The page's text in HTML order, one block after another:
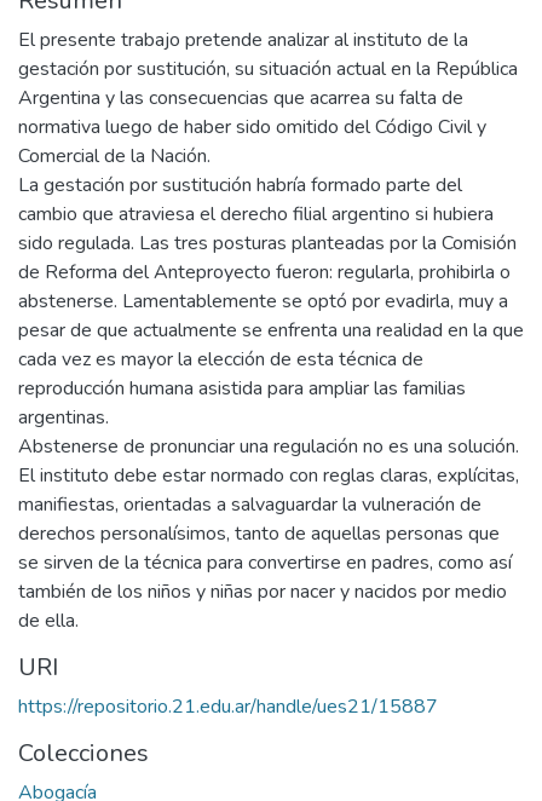
El presente trabajo pretende analizar al instituto de la
gestación por sustitución, su situación actual en la República
Argentina y las consecuencias que acarrea su falta de
normativa luego de haber sido omitido del Código Civil y
Comercial de la Nación.
La gestación por sustitución habría formado parte del
cambio que atraviesa el derecho filial argentino si hubiera
sido regulada. Las tres posturas planteadas por la Comisión
de Reforma del Anteproyecto fueron: regularla, prohibirla o
abstenerse. Lamentablemente se optó por evadirla, muy a
pesar de que actualmente se enfrenta una realidad en la que
cada vez es mayor la elección de esta técnica de
reproducción humana asistida para ampliar las familias
argentinas.
Abstenerse de pronunciar una regulación no es una solución.
El instituto debe estar normado con reglas claras, explícitas,
manifiestas, orientadas a salvaguardar la vulneración de
derechos personalísimos, tanto de aquellas personas que
se sirven de la técnica para convertirse en padres, como así
también de los niños y niñas por nacer y nacidos por medio
de ella.
URI
https://repositorio.21.edu.ar/handle/ues21/15887
Colecciones
Abogacía